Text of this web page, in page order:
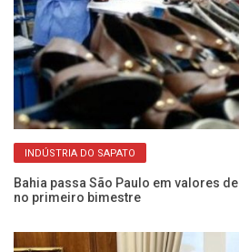
INDÚSTRIA DO SAPATO
Bahia passa São Paulo em valores
no primeiro bimestre